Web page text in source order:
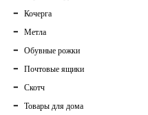
Кочерга
Метла
Обувные рожки
Почтовые ящики
Скотч
Товары для дома